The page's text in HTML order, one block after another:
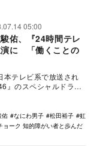
05:00
佑、『24時間テレ
演に 「働くことの
本テレビ系で放送され
』のスペシャルドラマ
的障がい者と歩んだ町
佑 なにわ男子 松田裕子
虹
ョーク 知的障がい者と歩んだ